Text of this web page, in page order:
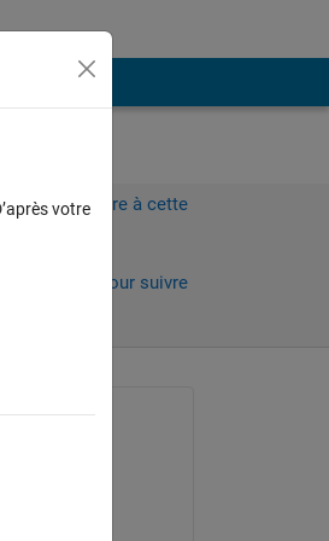
pour répondre à cette
vous pour suivre
votre